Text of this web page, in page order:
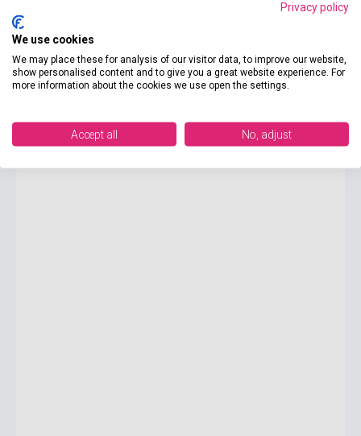
10 090 Ft
Készlet: 1-10 darab
Privacy policy
We use cookies
We may place these for analysis of our visitor data, to improve our website,
show personalised content and to give you a great website experience. For
more information about the cookies we use open the settings.
Accept all No, adjust